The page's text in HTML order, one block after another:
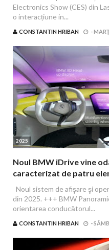
Electronics Show (CES) din
o interacțiune in...
CONSTANTIN HRIBAN -
2025
Noul BMW iDrive vine
caracterizat de patru
Noul sistem de afişare şi
din 2025. +++ BMW
orientarea conducătorul...
CONSTANTIN HRIBAN -